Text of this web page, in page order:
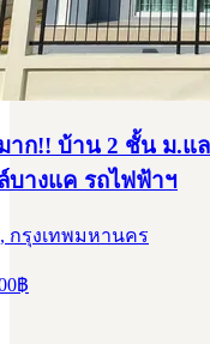
เปล่า ทำเลดี ซอยเ
านคร
฿